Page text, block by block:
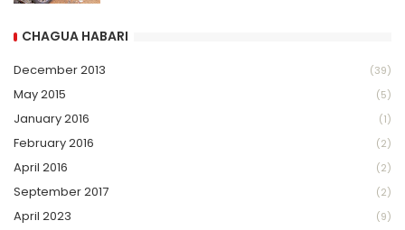
CHAGUA HABARI
December 2013 (39)
May 2015 (5)
January 2016 (1)
February 2016 (2)
April 2016 (2)
September 2017 (2)
April 2023 (9)